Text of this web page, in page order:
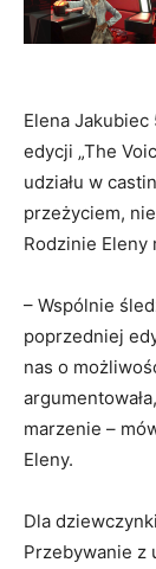
Elena
edycji „The
udziału w
przeżyciem,
Rodzinie Eleny
– Wspólnie
poprzedniej
nas o
marzenie –
Eleny.
Dla
Przebywanie z